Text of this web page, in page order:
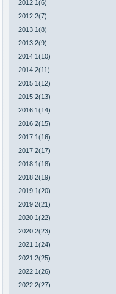
2012 1(6)
2012 2(7)
2013 1(8)
2013 2(9)
2014 1(10)
2014 2(11)
2015 1(12)
2015 2(13)
2016 1(14)
2016 2(15)
2017 1(16)
2017 2(17)
2018 1(18)
2018 2(19)
2019 1(20)
2019 2(21)
2020 1(22)
2020 2(23)
2021 1(24)
2021 2(25)
2022 1(26)
2022 2(27)